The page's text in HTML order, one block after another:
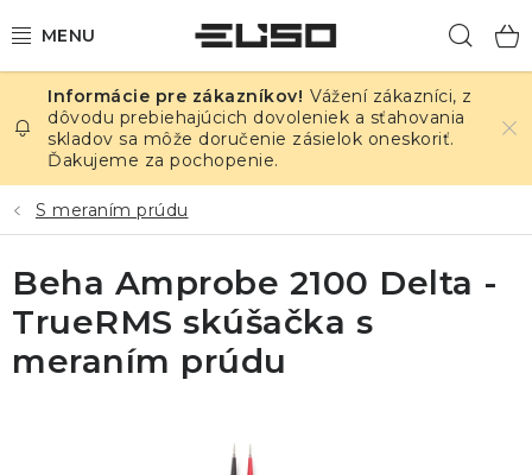
na
ELEKTRINA
TEPLOTA A VLHKOSŤ
TLAK A ÚNIKY
ZÁZNAMNÍKY
KALIBRÁCIA
Vážení zákazníci, z
dôvodu prebiehajúcich dovoleniek a sťahovania
skladov sa môže doručenie zásielok oneskoriť.
Ďakujeme za pochopenie.
S meraním prúdu
Beha Amprobe 2100 Delta -
TrueRMS skúšačka s
meraním prúdu